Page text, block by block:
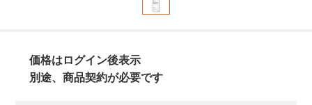
価格はログイン後表示
別途、商品契約が必要です